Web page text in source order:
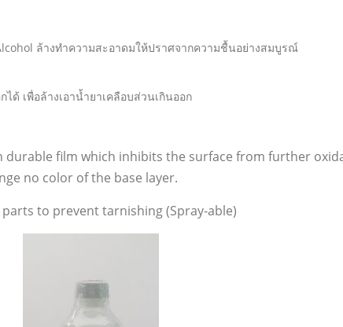
ล้างทำความสะอาดมให้ปราศจากความชื้นอย่างสมบูรณ์
ด้ เพื่อล้างเอาน้ำยาเคลือบส่วนเกินออก
durable film which inhibits the surface from further
no color of the base layer.
to prevent tarnishing (Spray-able)